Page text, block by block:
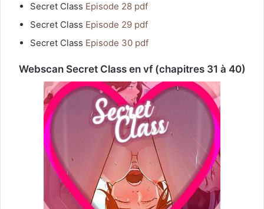
Secret Class Episode 28 pdf
Secret Class Episode 29 pdf
Secret Class Episode 30 pdf
Webscan Secret Class en vf (chapitres 31 à 40)